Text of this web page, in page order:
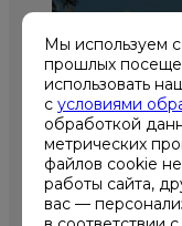
Мы используем
прошлых
использовать
с условиями
обработкой
метрических
файлов cookie
работы сайта,
вас —